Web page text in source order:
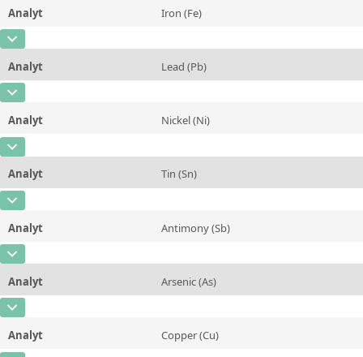
Konzentration 0,078
Einheit %
Zusätzliche Informationen
Analyt Iron (Fe)
CAS-Nummer
Konzentration 0,126
Einheit
Analyt Lead (Pb)
CAS-Nummer
Konzentration 1,64
Einheit %
Zusätzliche Informationen
Analyt Nickel (Ni)
CAS-Nummer
Konzentration 0,249
Einheit
Analyt Tin (Sn)
CAS-Nummer
Konzentration 0,116
Einheit %
Zusätzliche Informationen
Analyt Antimony (Sb)
CAS-Nummer
Konzentration 0,114
Einheit
Analyt Arsenic (As)
CAS-Nummer
Konzentration 0,104
Analyt Copper (Cu)